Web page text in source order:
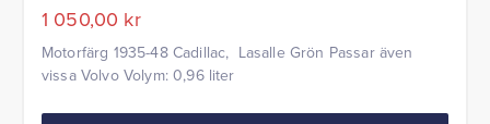
1 050,00 kr
Motorfärg 1935-48 Cadillac, Lasalle Grön Passar även
vissa Volvo Volym: 0,96 liter